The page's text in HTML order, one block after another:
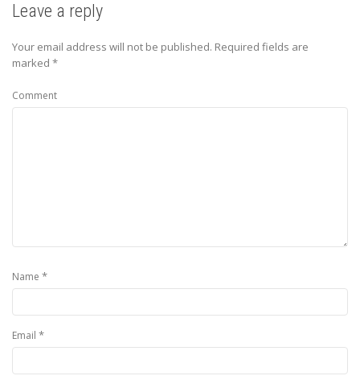
Leave a reply
Your email address will not be published. Required fields are
marked *
Comment
Name *
Email *